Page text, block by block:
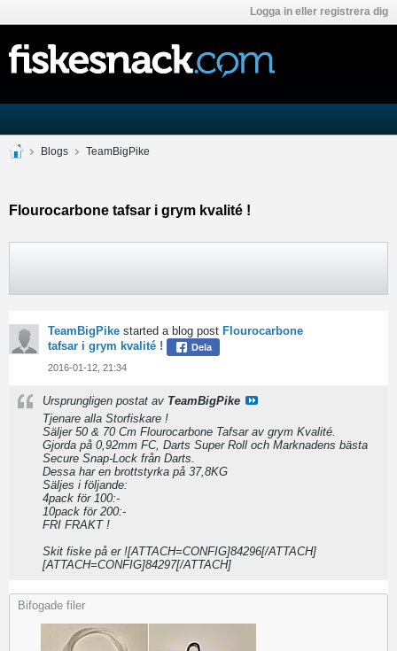
Logga in eller registrera dig
Blogs TeamBigPike
Flourocarbone tafsar i grym kvalité !
TeamBigPike started a blog post Flourocarbone
tafsar i grym kvalité !
2016-01-12, 21:34
Dela
Ursprungligen postat av TeamBigPike
Tjenare alla Storfiskare !
Säljer 50 & 70 Cm Flourocarbone Tafsar av grym Kvalité.
Gjorda på 0,92mm FC, Darts Super Roll och Marknadens bästa
Secure Snap-Lock från Darts.
Dessa har en brottstyrka på 37,8KG
Säljes i följande:
4pack för 100:-
10pack för 200:-
FRI FRAKT !
Skit fiske på er ![ATTACH=CONFIG]84296[/ATTACH]
[ATTACH=CONFIG]84297[/ATTACH]
Bifogade filer